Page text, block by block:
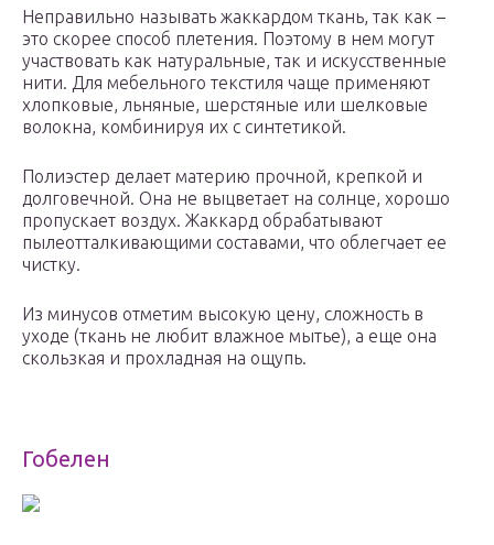
Неправильно называть жаккардом ткань, так как –
это скорее способ плетения. Поэтому в нем могут
участвовать как натуральные, так и искусственные
нити. Для мебельного текстиля чаще применяют
хлопковые, льняные, шерстяные или шелковые
волокна, комбинируя их с синтетикой.
Полиэстер делает материю прочной, крепкой и
долговечной. Она не выцветает на солнце, хорошо
пропускает воздух. Жаккард обрабатывают
пылеотталкивающими составами, что облегчает ее
чистку.
Из минусов отметим высокую цену, сложность в
уходе (ткань не любит влажное мытье), а еще она
скользкая и прохладная на ощупь.
Гобелен